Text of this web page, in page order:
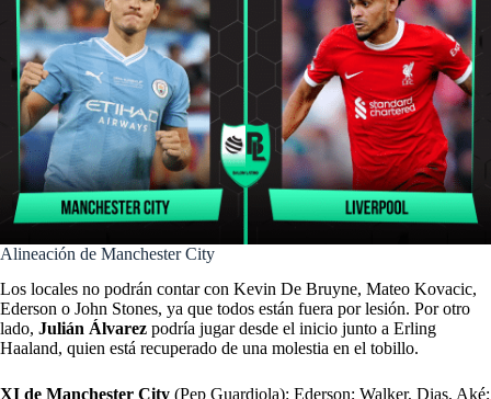
Alineación de Manchester City
Los locales no podrán contar con Kevin De Bruyne, Mateo Kovacic,
Ederson o John Stones, ya que todos están fuera por lesión. Por otro
lado, Julián Álvarez podría jugar desde el inicio junto a Erling
Haaland, quien está recuperado de una molestia en el tobillo.
XI de Manchester City (Pep Guardiola): Ederson; Walker, Dias, Aké;